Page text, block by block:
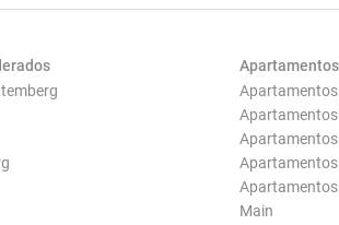
Apartamentos
Apartamentos
Apartamentos
Main